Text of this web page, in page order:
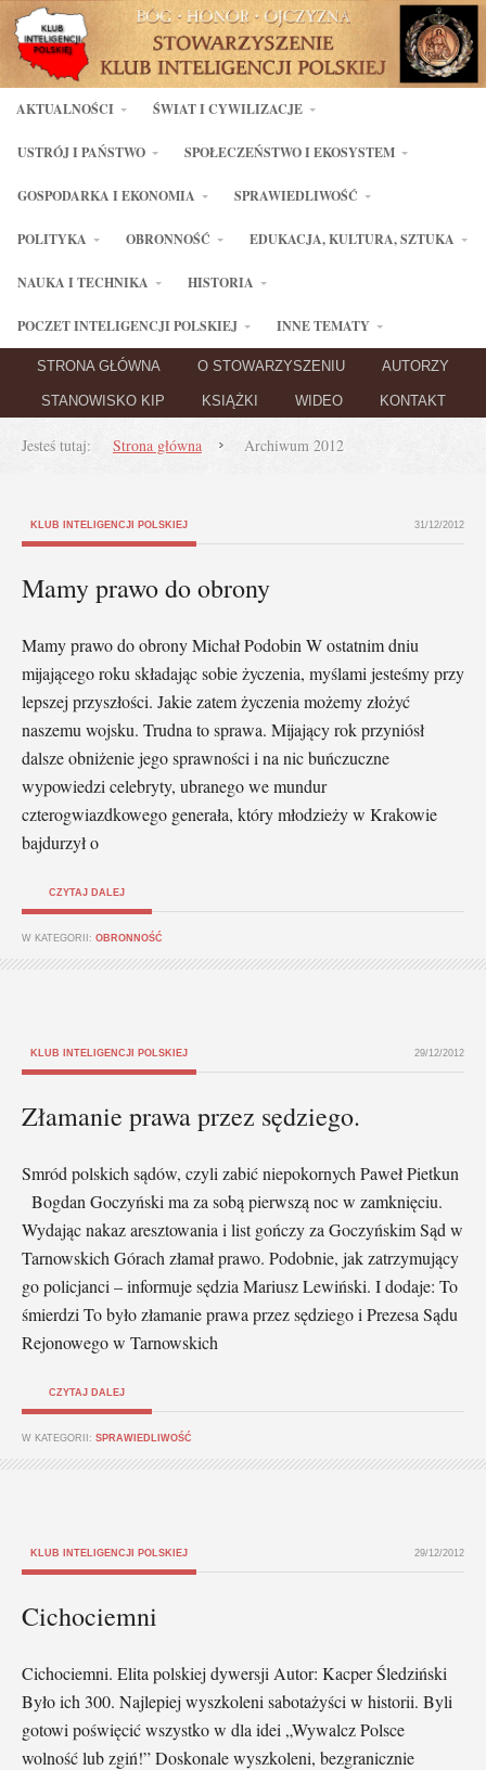
AKTUALNOŚCI ŚWIAT I CYWILIZACJE
USTRÓJ I PAŃSTWO SPOŁECZEŃSTWO I EKOSYSTEM
GOSPODARKA I EKONOMIA SPRAWIEDLIWOŚĆ
POLITYKA OBRONNOŚĆ EDUKACJA, KULTURA, SZTUKA
NAUKA I TECHNIKA HISTORIA
POCZET INTELIGENCJI POLSKIEJ INNE TEMATY
STRONA GŁÓWNA O STOWARZYSZENIU AUTORZY
STANOWISKO KIP KSIĄŻKI WIDEO KONTAKT
Jesteś tutaj: Strona główna Archiwum 2012
KLUB INTELIGENCJI POLSKIEJ 31/12/2012
Mamy prawo do obrony
Mamy prawo do obrony Michał Podobin W ostatnim dniu
mijającego roku składając sobie życzenia, myślami jesteśmy przy
lepszej przyszłości. Jakie zatem życzenia możemy złożyć
naszemu wojsku. Trudna to sprawa. Mijający rok przyniósł
dalsze obniżenie jego sprawności i na nic buńczuczne
wypowiedzi celebryty, ubranego we mundur
czterogwiazdkowego generała, który młodzieży w Krakowie
bajdurzył o
CZYTAJ DALEJ
W KATEGORII: OBRONNOŚĆ
KLUB INTELIGENCJI POLSKIEJ 29/12/2012
Złamanie prawa przez sędziego.
Smród polskich sądów, czyli zabić niepokornych Paweł Pietkun
Bogdan Goczyński ma za sobą pierwszą noc w zamknięciu.
Wydając nakaz aresztowania i list gończy za Goczyńskim Sąd w
Tarnowskich Górach złamał prawo. Podobnie, jak zatrzymujący
go policjanci – informuje sędzia Mariusz Lewiński. I dodaje: To
śmierdzi To było złamanie prawa przez sędziego i Prezesa Sądu
Rejonowego w Tarnowskich
CZYTAJ DALEJ
W KATEGORII: SPRAWIEDLIWOŚĆ
KLUB INTELIGENCJI POLSKIEJ 29/12/2012
Cichociemni
Cichociemni. Elita polskiej dywersji Autor: Kacper Śledziński
Było ich 300. Najlepiej wyszkoleni sabotażyści w historii. Byli
gotowi poświęcić wszystko w dla idei „Wywalcz Polsce
wolność lub zgiń!” Doskonale wyszkoleni, bezgranicznie